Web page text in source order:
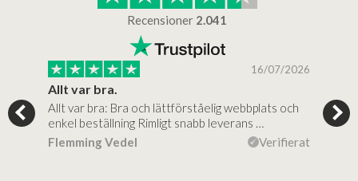
Recensioner 2.041
16/07/2026
Allt var bra.
Allt var bra: Bra och lättförståelig webbplats och
enkel beställning Rimligt snabb leverans …
Flemming Vedel
Verifierat
Jag